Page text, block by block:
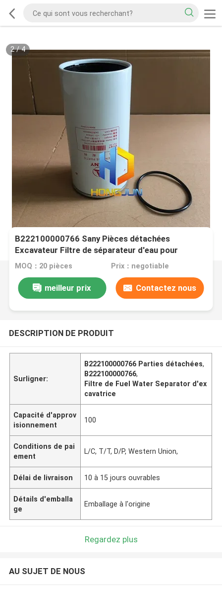
2/4
B222100000766 Sany Pièces détachées
Excavateur Filtre de séparateur d'eau pour
carburant automobile
MOQ：20 pièces Prix：negotiable
meilleur prix Contactez nous
DESCRIPTION DE PRODUIT
Surligner:
B222100000766 Parties détachées,
B222100000766,
Filtre de Fuel Water Separator d'ex
cavatrice
Capacité d'approv
isionnement
100
Conditions de pai
ement
L/C, T/T, D/P, Western Union,
Délai de livraison 10 à 15 jours ouvrables
Détails d'emballa
ge
Emballage à l'origine
Regardez plus
AU SUJET DE NOUS